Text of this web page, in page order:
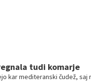
tudi komarje
kar mediteranski čudež, saj